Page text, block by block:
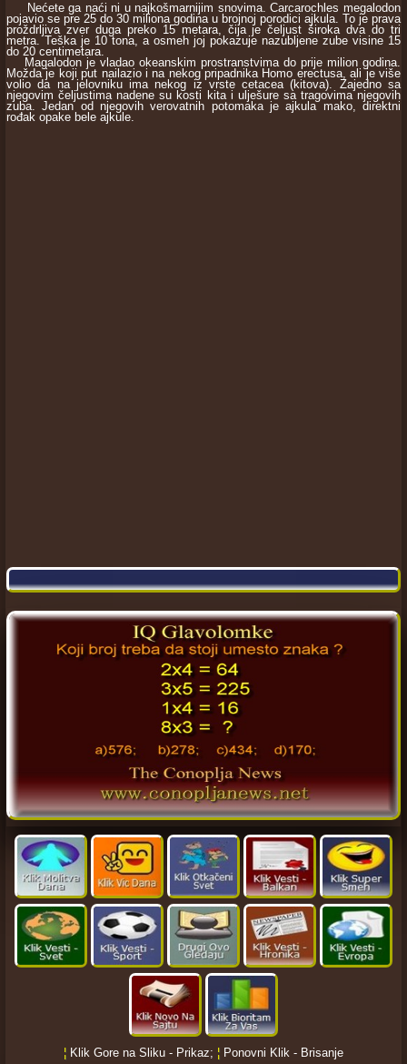
Nećete ga naći ni u najkošmarnijim snovima. Carcarochles megalodon
pojavio se pre 25 do 30 miliona godina u brojnoj porodici ajkula. To je prava
proždrljiva zver duga preko 15 metara, čija je čeljust široka dva do tri
metra. Teška je 10 tona, a osmeh joj pokazuje nazubljene zube visine 15
do 20 centimetara.
Magalodon je vladao okeanskim prostranstvima do prije milion godina.
Možda je koji put nailazio i na nekog pripadnika Homo erectusa, ali je više
volio da na jelovniku ima nekog iz vrste cetacea (kitova). Zajedno sa
njegovim čeljustima nadene su kosti kita i ulješure sa tragovima njegovih
zuba. Jedan od njegovih verovatnih potomaka je ajkula mako, direktni
rođak opake bele ajkule.
¦ Klik Gore na Sliku - Prikaz; ¦ Ponovni Klik - Brisanje